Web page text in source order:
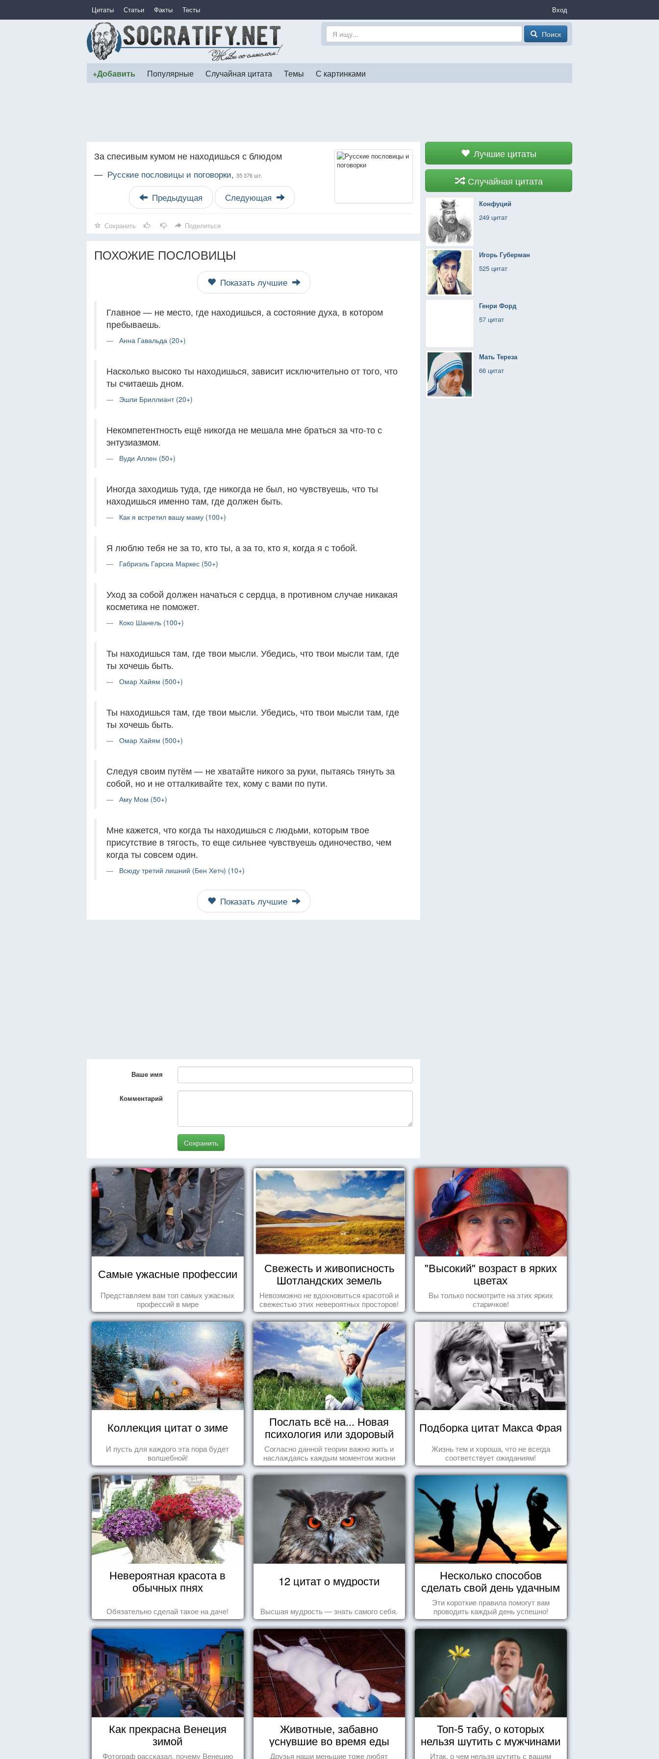
Цитаты Статьи Факты Тесты Вход
Поиск
+Добавить Популярные Случайная цитата Темы С картинками
Лучшие цитаты
Случайная цитата
Конфуций
249 цитат
Игорь Губерман
525 цитат
Генри Форд
57 цитат
Мать Тереза
66 цитат
За спесивым кумом не находишься с блюдом
— Русские пословицы и поговорки, 35 376 шт.
Предыдущая Следующая
Сохранить Поделиться
ПОХОЖИЕ ПОСЛОВИЦЫ
Показать лучшие
Главное — не место, где находишься, а состояние духа, в котором
пребываешь.
Анна Гавальда (20+)
Насколько высоко ты находишься, зависит исключительно от того, что
ты считаешь дном.
Эшли Бриллиант (20+)
Некомпетентность ещё никогда не мешала мне браться за что-то с
энтузиазмом.
Вуди Аллен (50+)
Иногда заходишь туда, где никогда не был, но чувствуешь, что ты
находишься именно там, где должен быть.
Как я встретил вашу маму (100+)
Я люблю тебя не за то, кто ты, а за то, кто я, когда я с тобой.
Габриэль Гарсиа Маркес (50+)
Уход за собой должен начаться с сердца, в противном случае никакая
косметика не поможет.
Коко Шанель (100+)
Ты находишься там, где твои мысли. Убедись, что твои мысли там, где
ты хочешь быть.
Омар Хайям (500+)
Ты находишься там, где твои мысли. Убедись, что твои мысли там, где
ты хочешь быть.
Омар Хайям (500+)
Следуя своим путём — не хватайте никого за руки, пытаясь тянуть за
собой, но и не отталкивайте тех, кому с вами по пути.
Аму Мом (50+)
Мне кажется, что когда ты находишься с людьми, которым твое
присутствие в тягость, то еще сильнее чувствуешь одиночество, чем
когда ты совсем один.
Всюду третий лишний (Бен Хетч) (10+)
Показать лучшие
Ваше имя
Комментарий
Сохранить
Самые ужасные профессии
Представляем вам топ самых ужасных
профессий в мире
Свежесть и живописность
Шотландских земель
Невозможно не вдохновиться красотой и
свежестью этих невероятных просторов!
"Высокий" возраст в ярких
цветах
Вы только посмотрите на этих ярких
старичков!
Коллекция цитат о зиме
И пусть для каждого эта пора будет
волшебной!
Послать всё на... Новая
психология или здоровый
пофигизм.
Согласно данной теории важно жить и
наслаждаясь каждым моментом жизни
осознанно и с удовольствием. Как это,
попробуем разобраться на реальных
Подборка цитат Макса Фрая
Жизнь тем и хороша, что не всегда
соответствует ожиданиям!
Невероятная красота в
обычных пнях
Обязательно сделай такое на даче!
12 цитат о мудрости
Высшая мудрость — знать самого себя.
Несколько способов
сделать свой день удачным
Эти короткие правила помогут вам
проводить каждый день успешно!
Как прекрасна Венеция
зимой
Фотограф рассказал, почему Венецию
Животные, забавно
уснувшие во время еды
Друзья наши меньшие тоже любят
Топ-5 табу, о которых
нельзя шутить с мужчинами
Итак, о чем нельзя шутить с вашим